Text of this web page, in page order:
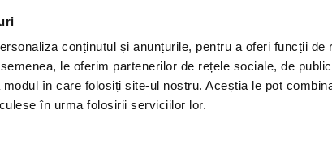
conținutul și anunțurile, pentru a oferi funcții de
le oferim partenerilor de rețele sociale, de
în care folosiți site-ul nostru. Aceștia le pot
în urma folosirii serviciilor lor.